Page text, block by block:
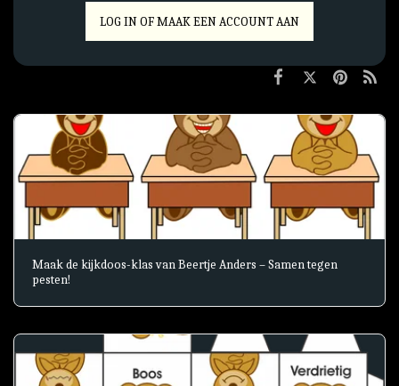
LOG IN OF MAAK EEN ACCOUNT AAN
Maak de kijkdoos-klas van Beertje Anders – Samen tegen
pesten!